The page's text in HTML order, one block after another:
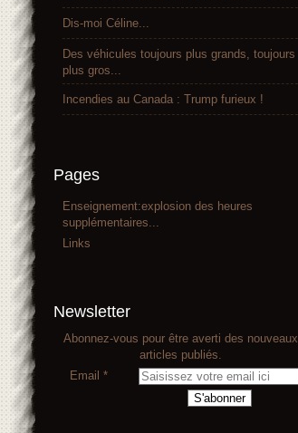
Dis-moi Céline...
Des véhicules toujours plus grands, toujours
plus gros...
Incendies au Canada : Trump furieux !
Pages
Enseignement:explosion des heures
supplémentaires...
Links
Newsletter
Abonnez-vous pour être averti des nouveaux
articles publiés.
Email